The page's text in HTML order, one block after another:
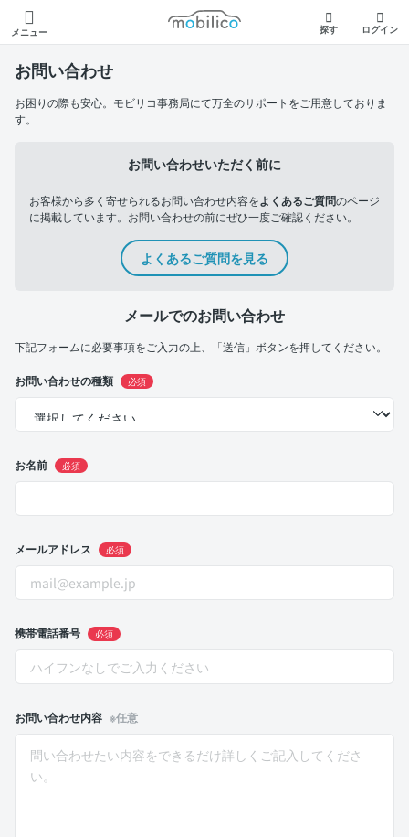
メニュー
モビリコ
探す ログイン
お問い合わせ
お困りの際も安心。モビリコ事務局にて万全のサポートをご用意しておりま
す。
お問い合わせいただく前に
お客様から多く寄せられるお問い合わせ内容をよくあるご質問のページ
に掲載しています。お問い合わせの前にぜひ一度ご確認ください。
よくあるご質問を見る
メールでのお問い合わせ
下記フォームに必要事項をご入力の上、「送信」ボタンを押してください。
お問い合わせの種類 必須
お名前 必須
メールアドレス 必須
携帯電話番号 必須
お問い合わせ内容 ※任意